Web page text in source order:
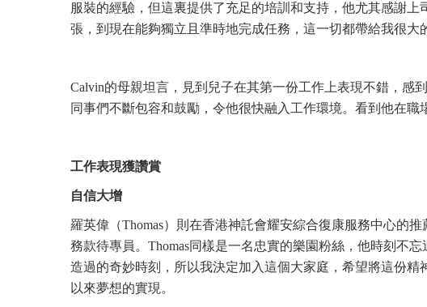
服裝的經驗，但這裏提供了充足的培訓和支持，他尤其感謝
張，到現在能夠獨立且準時地完成任務，這一切都帶給我很大
Calvin的母親坦言，見到兒子在其第一份工作上表現不錯，感
同事們不斷包容和鼓勵，令他很快融入工作環境。看到他在職
工作表現獲讚賞
自信大增
羅英偉（Thomas）則在香港神託會耀安綜合復康服務中心的
務款待專員。Thomas同樣是一名忠實的樂園粉絲，他時刻不
造過的奇妙時刻，所以我決定加入這個大家庭，希望將這份
以來夢想的實現。